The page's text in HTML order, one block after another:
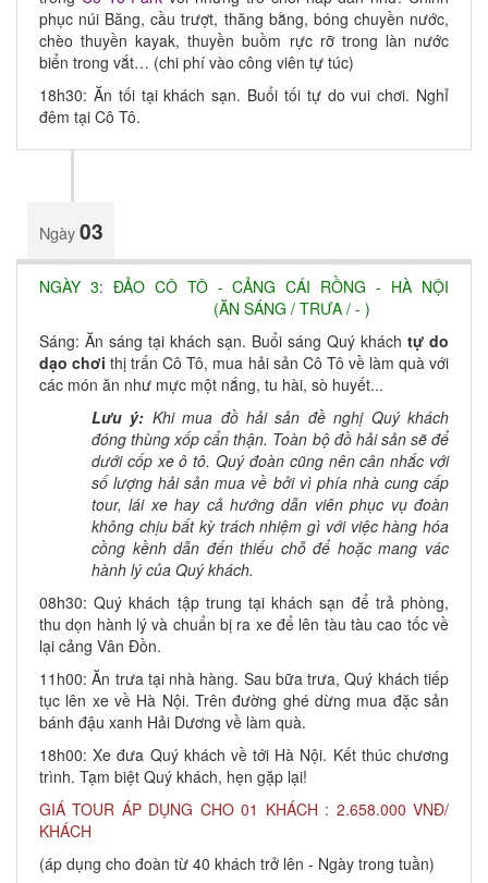
phục núi Băng, cầu trượt, thăng bằng, bóng chuyền nước,
chèo thuyền kayak, thuyền buồm rực rỡ trong làn nước
biển trong vắt… (chi phí vào công viên tự túc)
18h30: Ăn tối tại khách sạn. Buổi tối tự do vui chơi. Nghỉ
đêm tại Cô Tô.
Ngày03
NGÀY 3: ĐẢO CÔ TÔ - CẢNG CÁI RỒNG - HÀ NỘI
(ĂN SÁNG / TRƯA / - )
Sáng: Ăn sáng tại khách sạn. Buổi sáng Quý khách tự do
dạo chơi thị trấn Cô Tô, mua hải sản Cô Tô về làm quà với
các món ăn như mực một nắng, tu hài, sò huyết...
Lưu ý: Khi mua đồ hải sản đề nghị Quý khách
đóng thùng xốp cẩn thận. Toàn bộ đồ hải sản sẽ để
dưới cốp xe ô tô. Quý đoàn cũng nên cân nhắc với
số lượng hải sản mua về bởi vì phía nhà cung cấp
tour, lái xe hay cả hướng dẫn viên phục vụ đoàn
không chịu bất kỳ trách nhiệm gì với việc hàng hóa
cồng kềnh dẫn đến thiếu chỗ để hoặc mang vác
hành lý của Quý khách.
08h30: Quý khách tập trung tại khách sạn để trả phòng,
thu dọn hành lý và chuẩn bị ra xe để lên tàu tàu cao tốc về
lại cảng Vân Đồn.
11h00: Ăn trưa tại nhà hàng. Sau bữa trưa, Quý khách tiếp
tục lên xe về Hà Nội. Trên đường ghé dừng mua đặc sản
bánh đậu xanh Hải Dương về làm quà.
18h00: Xe đưa Quý khách về tới Hà Nội. Kết thúc chương
trình. Tạm biệt Quý khách, hẹn gặp lại!
GIÁ TOUR ÁP DỤNG CHO 01 KHÁCH : 2.658.000 VNĐ/
KHÁCH
(áp dụng cho đoàn từ 40 khách trở lên - Ngày trong tuần)